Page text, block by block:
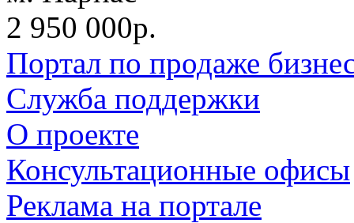
2 950 000р.
Портал по продаже
Служба поддержки
О проекте
Консультационные офисы
Реклама на портале